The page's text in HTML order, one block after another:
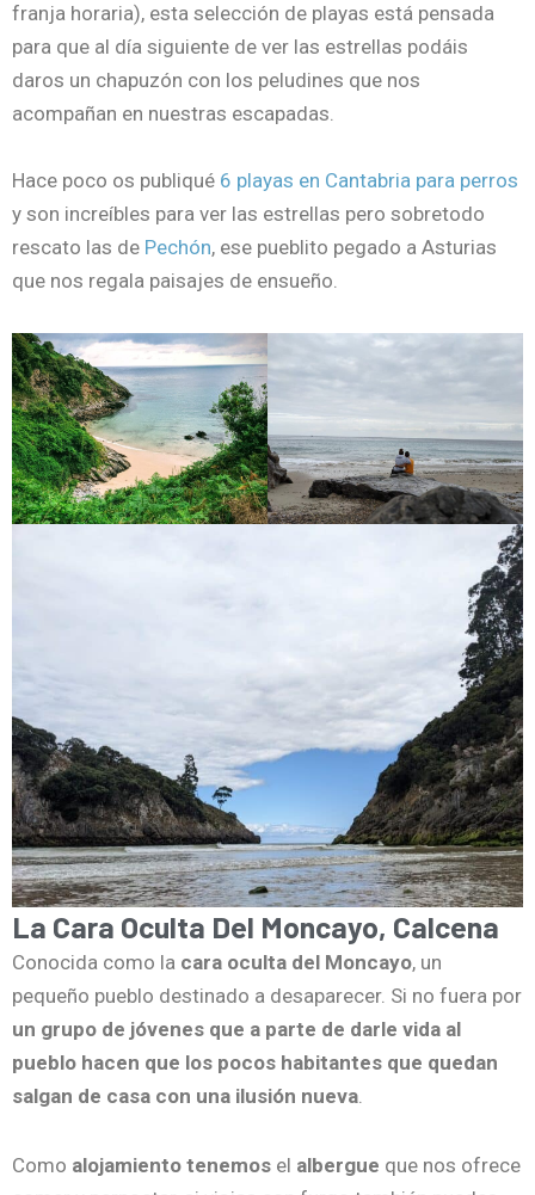
franja horaria), esta selección de playas está pensada
para que al día siguiente de ver las estrellas podáis
daros un chapuzón con los peludines que nos
acompañan en nuestras escapadas.
Hace poco os publiqué 6 playas en Cantabria para perros
y son increíbles para ver las estrellas pero sobretodo
rescato las de Pechón, ese pueblito pegado a Asturias
que nos regala paisajes de ensueño.
La Cara Oculta Del Moncayo, Calcena
Conocida como la cara oculta del Moncayo, un
pequeño pueblo destinado a desaparecer. Si no fuera por
un grupo de jóvenes que a parte de darle vida al
pueblo hacen que los pocos habitantes que quedan
salgan de casa con una ilusión nueva.
Como alojamiento tenemos el albergue que nos ofrece